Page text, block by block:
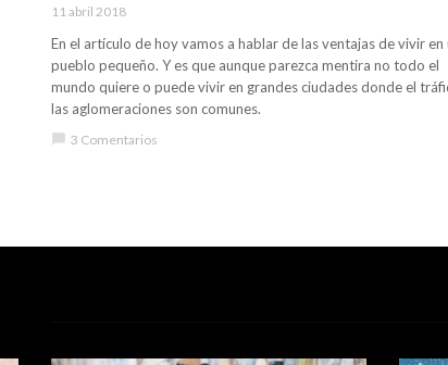
11 abril 2018
En el artículo de hoy vamos a hablar de las ventajas de vivir en
pueblo pequeño. Y es que aunque parezca mentira no todo el
mundo quiere o puede vivir en grandes ciudades donde el
las aglomeraciones son comunes.
chat_bubble 3 Comentarios